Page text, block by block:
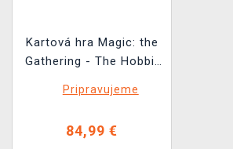
Kartová hra Magic: the
Gathering - The Hobbit
Pripravujeme
84,99 €